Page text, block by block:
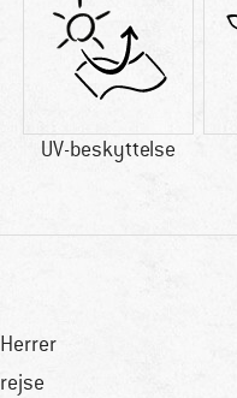
UV-beskyttelse
Herrer
rejse